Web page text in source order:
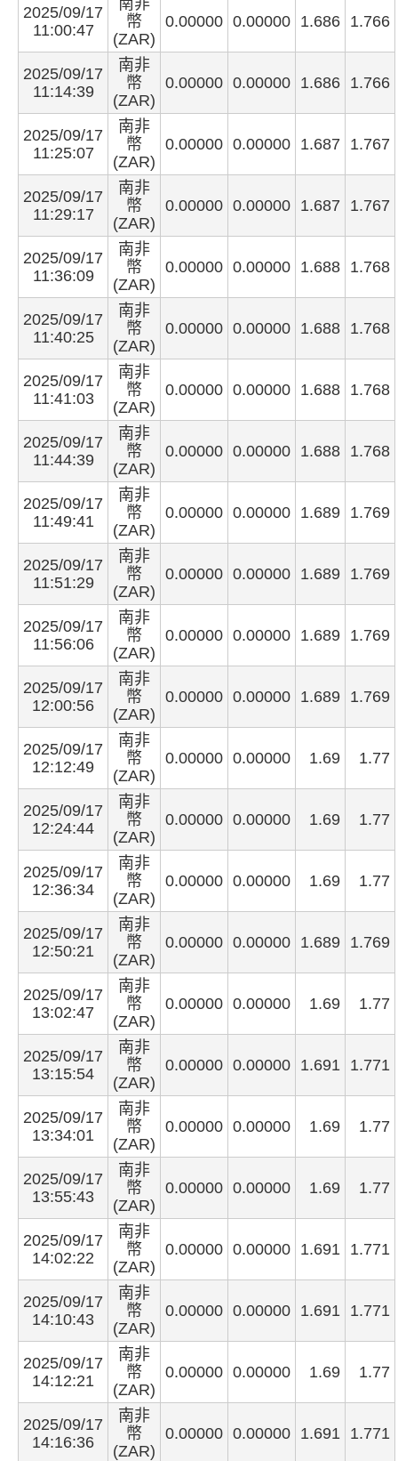
2025/09/17
11:00:47
南非
幣
(ZAR)
0.00000 0.00000 1.686 1.766
2025/09/17
11:14:39
南非
幣
(ZAR)
0.00000 0.00000 1.686 1.766
2025/09/17
11:25:07
南非
幣
(ZAR)
0.00000 0.00000 1.687 1.767
2025/09/17
11:29:17
南非
幣
(ZAR)
0.00000 0.00000 1.687 1.767
2025/09/17
11:36:09
南非
幣
(ZAR)
0.00000 0.00000 1.688 1.768
2025/09/17
11:40:25
南非
幣
(ZAR)
0.00000 0.00000 1.688 1.768
2025/09/17
11:41:03
南非
幣
(ZAR)
0.00000 0.00000 1.688 1.768
2025/09/17
11:44:39
南非
幣
(ZAR)
0.00000 0.00000 1.688 1.768
2025/09/17
11:49:41
南非
幣
(ZAR)
0.00000 0.00000 1.689 1.769
2025/09/17
11:51:29
南非
幣
(ZAR)
0.00000 0.00000 1.689 1.769
2025/09/17
11:56:06
南非
幣
(ZAR)
0.00000 0.00000 1.689 1.769
2025/09/17
12:00:56
南非
幣
(ZAR)
0.00000 0.00000 1.689 1.769
2025/09/17
12:12:49
南非
幣
(ZAR)
0.00000 0.00000 1.69 1.77
2025/09/17
12:24:44
南非
幣
(ZAR)
0.00000 0.00000 1.69 1.77
2025/09/17
12:36:34
南非
幣
(ZAR)
0.00000 0.00000 1.69 1.77
2025/09/17
12:50:21
南非
幣
(ZAR)
0.00000 0.00000 1.689 1.769
2025/09/17
13:02:47
南非
幣
(ZAR)
0.00000 0.00000 1.69 1.77
2025/09/17
13:15:54
南非
幣
(ZAR)
0.00000 0.00000 1.691 1.771
2025/09/17
13:34:01
南非
幣
(ZAR)
0.00000 0.00000 1.69 1.77
2025/09/17
13:55:43
南非
幣
(ZAR)
0.00000 0.00000 1.69 1.77
2025/09/17
14:02:22
南非
幣
(ZAR)
0.00000 0.00000 1.691 1.771
2025/09/17
14:10:43
南非
幣
(ZAR)
0.00000 0.00000 1.691 1.771
2025/09/17
14:12:21
南非
幣
(ZAR)
0.00000 0.00000 1.69 1.77
2025/09/17
14:16:36
南非
幣
(ZAR)
0.00000 0.00000 1.691 1.771